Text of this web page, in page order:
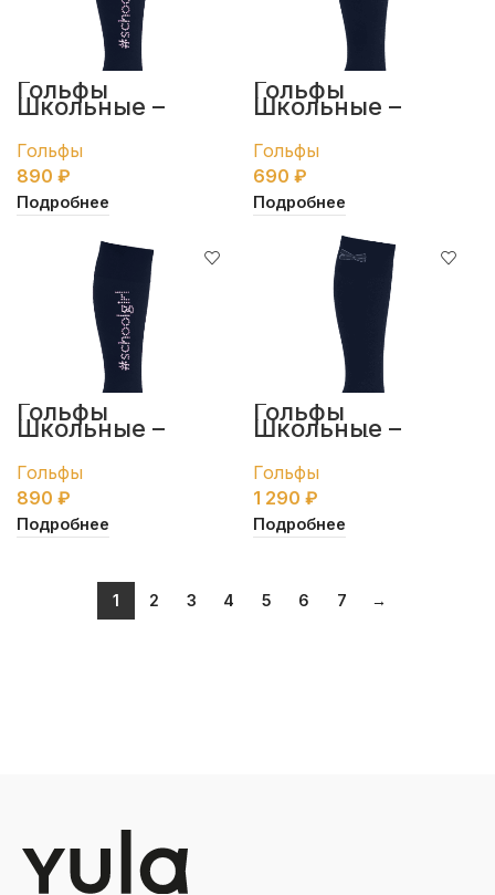
Гольфы
Школьные –
серые
Гольфы
890 ₽
Подробнее
Гольфы
Школьные –
синие
Гольфы
690 ₽
Подробнее
Гольфы
Школьные –
синие
Гольфы
890 ₽
Подробнее
Гольфы
Школьные –
синие c бантиком
Гольфы
1 290 ₽
Подробнее
1 2 3 4 5 6 7 →